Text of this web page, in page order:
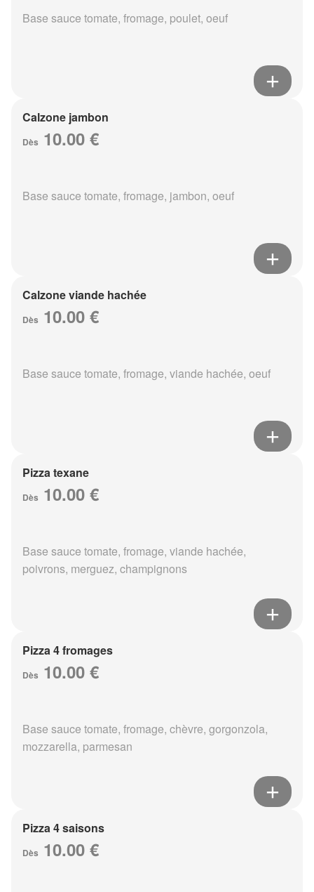
Base sauce tomate, fromage, poulet, oeuf
Calzone jambon
Dès 10.00 €
Base sauce tomate, fromage, jambon, oeuf
Calzone viande hachée
Dès 10.00 €
Base sauce tomate, fromage, viande hachée, oeuf
Pizza texane
Dès 10.00 €
Base sauce tomate, fromage, viande hachée,
poivrons, merguez, champignons
Pizza 4 fromages
Dès 10.00 €
Base sauce tomate, fromage, chèvre, gorgonzola,
mozzarella, parmesan
Pizza 4 saisons
Dès 10.00 €